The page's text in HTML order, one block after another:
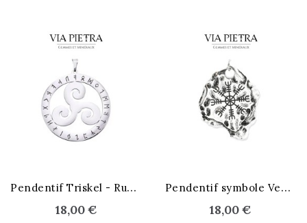
P
endentif Triskel - Runes
18,00 €
P
endentif symbole Vegvisir
18,00 €